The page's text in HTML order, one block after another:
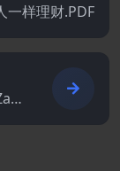
一样理财.PDF